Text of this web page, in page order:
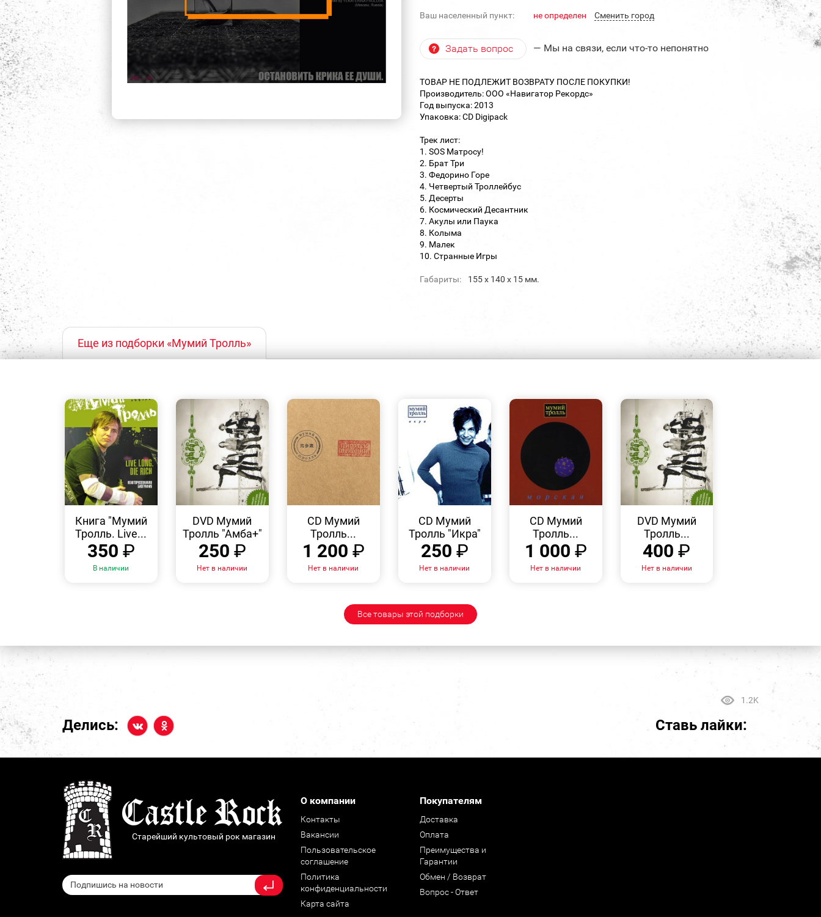
Ваш населенный пункт: не определен Cменить город
Задать вопрос — Мы на связи, если что-то непонятно
ТОВАР НЕ ПОДЛЕЖИТ ВОЗВРАТУ ПОСЛЕ ПОКУПКИ!
Производитель: ООО «Навигатор Рекордс»
Год выпуска: 2013
Упаковка: CD Digipack
Трек лист:
1. SOS Матросу!
2. Брат Три
3. Федорино Горе
4. Четвертый Троллейбус
5. Десерты
6. Космический Десантник
7. Акулы или Паука
8. Колыма
9. Малек
10. Странные Игры
Габариты: 155 х 140 х 15 мм.
Еще из подборки «Мумий Тролль»
ПРОСМОТР
Книга "Мумий
Тролль. Live...
350 ₽
В наличии
ПРОСМОТР
DVD Мумий
Тролль "Амба+"
250 ₽
Нет в наличии
ПРОСМОТР
CD Мумий
Тролль...
1 200 ₽
Нет в наличии
ПРОСМОТР
CD Мумий
Тролль "Икра"
250 ₽
Нет в наличии
ПРОСМОТР
CD Мумий
Тролль...
1 000 ₽
Нет в наличии
ПРОСМОТР
DVD Мумий
Тролль...
400₽
Нет в наличии
Все товары этой подборки
1.2K
Делись: Ставь лайки:
Старейший культовый рок магазин
О компании
Контакты
Вакансии
Пользовательское
соглашение
Политика
конфиденциальности
Карта сайта
Покупателям
Доставка
Оплата
Преимущества и
Гарантии
Обмен / Возврат
Вопрос - Ответ